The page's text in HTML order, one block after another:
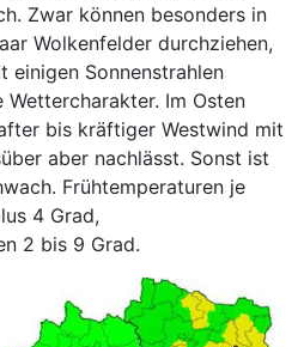
Zwar können besonders in
Wolkenfelder durchziehen,
einigen Sonnenstrahlen
Im Osten
bis kräftiger Westwind mit
aber nachlässt. Sonst ist
Frühtemperaturen je
4 Grad,
2 bis 9 Grad.